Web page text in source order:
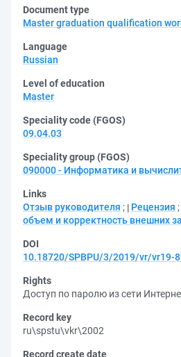
Document type
Master graduation qualification
Language
Russian
Level of education
Master
Speciality code (FGOS)
09.04.03
Speciality group (FGOS)
090000 - Информатика и
Links
Отзыв руководителя ; Рецензия ;
объем и корректность внешних
DOI
10.18720/SPBPU/3/2019/vr/vr19-
Rights
Доступ по паролю из сети
Record key
ru\spstu\vkr\2002
Record create date